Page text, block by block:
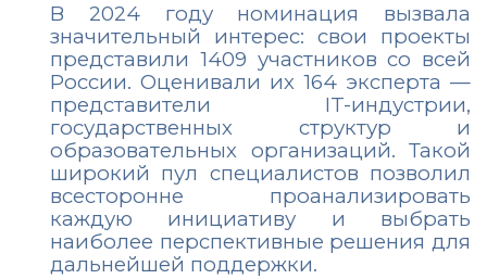
В 2024 году номинация вызвала
значительный интерес: свои проекты
представили 1409 участников со всей
России. Оценивали их 164 эксперта —
представители IT-индустрии,
государственных структур и
образовательных организаций. Такой
широкий пул специалистов позволил
всесторонне проанализировать
каждую инициативу и выбрать
наиболее перспективные решения для
дальнейшей поддержки.